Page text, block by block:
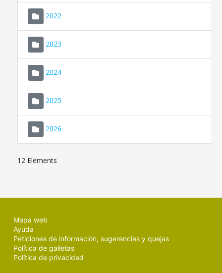
2022
2023
2024
2025
2026
12 Elements
Mapa web
Ayuda
Peticiones de información, sugerencias y quejas
Política de galletas
Política de privacidad